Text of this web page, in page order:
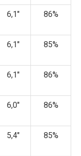
6,1″ 86%
6,1″ 85%
6,1″ 86%
6,0″ 86%
5,4″ 85%